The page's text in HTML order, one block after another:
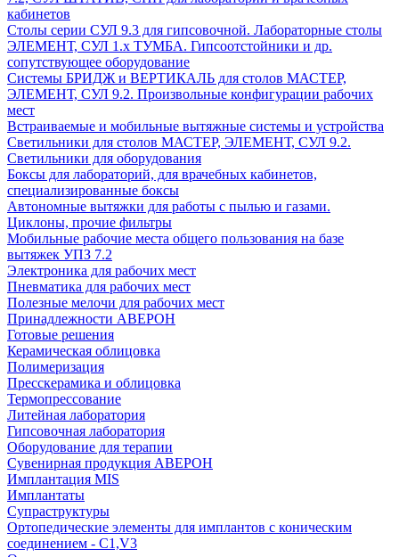
кабинетов
Столы серии СУЛ 9.3 для гипсовочной. Лабораторные столы
ЭЛЕМЕНТ, СУЛ 1.х ТУМБА. Гипсоотстойники и др.
сопутствующее оборудование
Системы БРИДЖ и ВЕРТИКАЛЬ для столов МАСТЕР,
ЭЛЕМЕНТ, СУЛ 9.2. Произвольные конфигурации рабочих
мест
Встраиваемые и мобильные вытяжные системы и устройства
Светильники для столов МАСТЕР, ЭЛЕМЕНТ, СУЛ 9.2.
Светильники для оборудования
Боксы для лабораторий, для врачебных кабинетов,
специализированные боксы
Автономные вытяжки для работы с пылью и газами.
Циклоны, прочие фильтры
Мобильные рабочие места общего пользования на базе
вытяжек УПЗ 7.2
Электроника для рабочих мест
Пневматика для рабочих мест
Полезные мелочи для рабочих мест
Принадлежности АВЕРОН
Готовые решения
Керамическая облицовка
Полимеризация
Пресскерамика и облицовка
Термопрессование
Литейная лаборатория
Гипсовочная лаборатория
Оборудование для терапии
Сувенирная продукция АВЕРОН
Имплантация MIS
Имплантаты
Супраструктуры
Ортопедические элементы для имплантов с коническим
соединением - C1,V3